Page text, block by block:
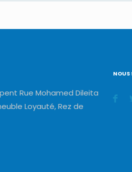
Rue Mohamed Dileita
Loyauté, Rez de
NOUS